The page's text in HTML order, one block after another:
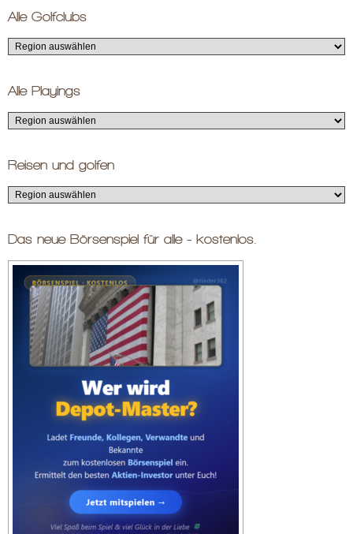
Alle Golfclubs
Alle Playings
Reisen und golfen
Das neue Börsenspiel für alle - kostenlos.